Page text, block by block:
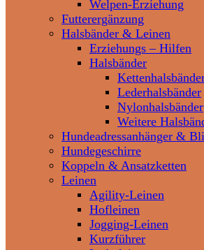
Welpen-Erziehung
Futterergänzung
Halsbänder & Leinen
Erziehungs – Hilfen
Halsbänder
Lederhalsbänder
Nylonhalsbänder
Weitere
Hundeadressanhänger &
Hundegeschirre
Koppeln & Ansatzketten
Leinen
Agility-Leinen
Hofleinen
Jogging-Leinen
Kurzführer